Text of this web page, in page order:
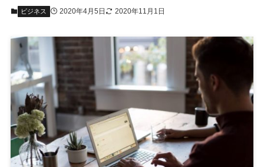
ビジネス 2020年4月5日 2020年11月1日